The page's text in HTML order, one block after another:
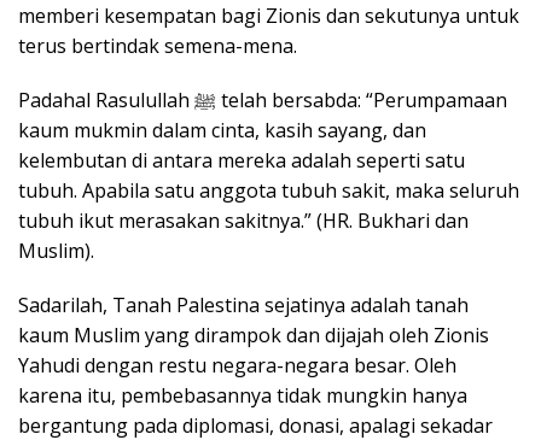
memberi kesempatan bagi Zionis dan sekutunya untuk
terus bertindak semena-mena.
Padahal Rasulullah ﷺ telah bersabda: “Perumpamaan
kaum mukmin dalam cinta, kasih sayang, dan
kelembutan di antara mereka adalah seperti satu
tubuh. Apabila satu anggota tubuh sakit, maka seluruh
tubuh ikut merasakan sakitnya.” (HR. Bukhari dan
Muslim).
Sadarilah, Tanah Palestina sejatinya adalah tanah
kaum Muslim yang dirampok dan dijajah oleh Zionis
Yahudi dengan restu negara-negara besar. Oleh
karena itu, pembebasannya tidak mungkin hanya
bergantung pada diplomasi, donasi, apalagi sekadar